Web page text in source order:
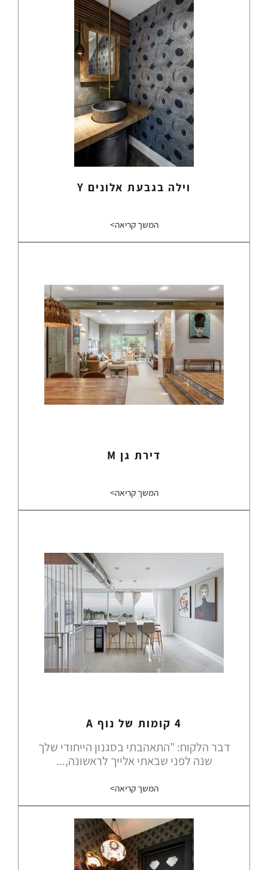
וילה בגבעת אלונים Y
המשך קריאה>
דירת גן M
המשך קריאה>
4 קומות של נוף A
דבר הלקוח: "התאהבתי בסגנון הייחודי שלך
שנה לפני שבאתי אלייך לראשונה,...
המשך קריאה>